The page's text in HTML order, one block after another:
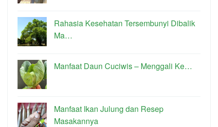
Rahasia Kesehatan Tersembunyi Dibalik
Ma…
Manfaat Daun Cuciwis – Menggali Ke…
Manfaat Ikan Julung dan Resep
Masakannya